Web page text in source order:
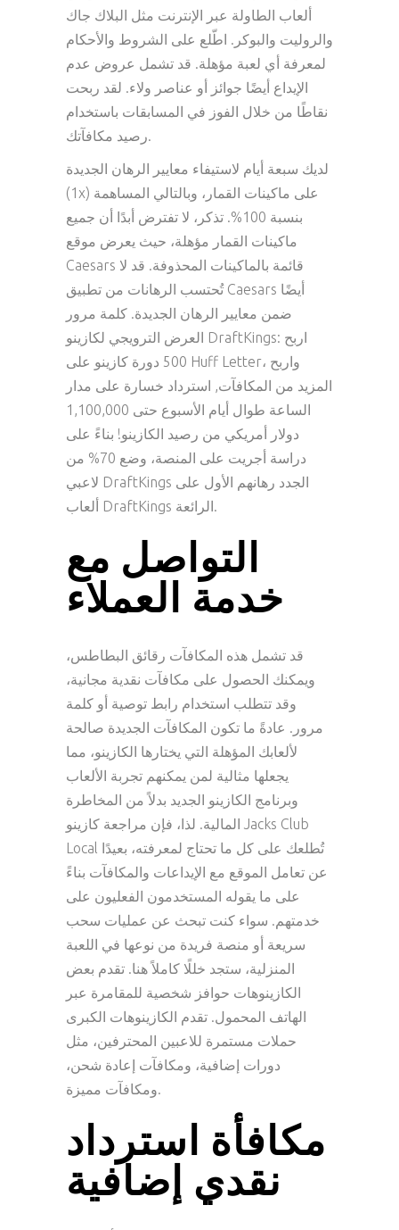
ألعاب الطاولة عبر الإنترنت مثل البلاك جاك
والروليت والبوكر. اطّلع على الشروط والأحكام
لمعرفة أي لعبة مؤهلة. قد تشمل عروض عدم
الإيداع أيضًا جوائز أو عناصر ولاء. لقد ربحت
نقاطًا من خلال الفوز في المسابقات باستخدام
رصيد مكافآتك.
لديك سبعة أيام لاستيفاء معايير الرهان الجديدة
(1x) على ماكينات القمار، وبالتالي المساهمة
بنسبة 100%. تذكر، لا تفترض أبدًا أن جميع
ماكينات القمار مؤهلة، حيث يعرض موقع
Caesars قائمة بالماكينات المحذوفة. قد لا
تُحتسب الرهانات من تطبيق Caesars أيضًا
ضمن معايير الرهان الجديدة. كلمة مرور
العرض الترويجي لكازينو DraftKings: اربح
500 دورة كازينو على Huff Letter، واربح
المزيد من المكافآت, استرداد خسارة على مدار
الساعة طوال أيام الأسبوع حتى 1,100,000
دولار أمريكي من رصيد الكازينو! بناءً على
دراسة أجريت على المنصة، وضع 70% من
لاعبي DraftKings الجدد رهانهم الأول على
ألعاب DraftKings الرائعة.
التواصل مع
خدمة العملاء
قد تشمل هذه المكافآت رقائق البطاطس،
ويمكنك الحصول على مكافآت نقدية مجانية،
وقد تتطلب استخدام رابط توصية أو كلمة
مرور. عادةً ما تكون المكافآت الجديدة صالحة
لألعابك المؤهلة التي يختارها الكازينو، مما
يجعلها مثالية لمن يمكنهم تجربة الألعاب
وبرنامج الكازينو الجديد بدلاً من المخاطرة
المالية. لذا، فإن مراجعة كازينو Jacks Club
Local تُطلعك على كل ما تحتاج لمعرفته، بعيدًا
عن تعامل الموقع مع الإيداعات والمكافآت بناءً
على ما يقوله المستخدمون الفعليون على
خدمتهم. سواء كنت تبحث عن عمليات سحب
سريعة أو منصة فريدة من نوعها في اللعبة
المنزلية، ستجد خللًا كاملاً هنا. تقدم بعض
الكازينوهات حوافز شخصية للمقامرة عبر
الهاتف المحمول. تقدم الكازينوهات الكبرى
حملات مستمرة للاعبين المحترفين، مثل
دورات إضافية، ومكافآت إعادة شحن،
ومكافآت مميزة.
مكافأة استرداد
نقدي إضافية